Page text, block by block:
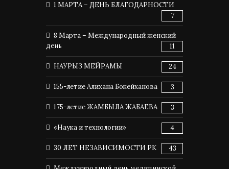
1 МАРТА – ДЕНЬ БЛАГОДАРНОСТИ
7
8 Марта – Международный женский
день
11
НАУРЫЗ МЕЙРАМЫ 24
155-летие Алихана Бокейханова 3
175-летие ЖАМБЫЛА ЖАБАЕВА 3
«Наука и технологии» 4
30 ЛЕТ НЕЗАВИСИМОСТИ РК 43